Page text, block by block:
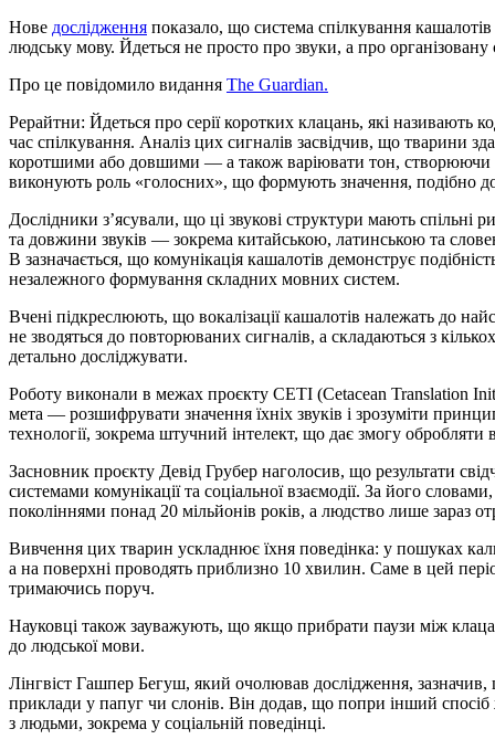
Нове дослідження показало, що система спілкування
людську мову. Йдеться не просто про звуки, а про
Про це повідомило видання The Guardian.
Рерайтни: Йдеться про серії коротких клацань, які
час спілкування. Аналіз цих сигналів засвідчив, що тварини
коротшими або довшими — а також варіювати тон, створюючи
виконують роль «голосних», що формують значення, подібно
Дослідники з’ясували, що ці звукові структури мають спільні
та довжини звуків — зокрема китайською, латинською та
B зазначається, що комунікація кашалотів демонструє
незалежного формування складних мовних систем.
Вчені підкреслюють, що вокалізації кашалотів належать до
не зводяться до повторюваних сигналів, а складаються з
детально досліджувати.
Роботу виконали в межах проєкту CETI (Cetacean Translation
мета — розшифрувати значення їхніх звуків і зрозуміти
технології, зокрема штучний інтелект, що дає змогу обробляти
Засновник проєкту Девід Грубер наголосив, що результати
системами комунікації та соціальної взаємодії. За його
поколіннями понад 20 мільйонів років, а людство лише зараз
Вивчення цих тварин ускладнює їхня поведінка: у пошуках
а на поверхні проводять приблизно 10 хвилин. Саме в цей
тримаючись поруч.
Науковці також зауважують, що якщо прибрати паузи між
до людської мови.
Лінгвіст Гашпер Бегуш, який очолював дослідження, зазначив,
приклади у папуг чи слонів. Він додав, що попри інший
з людьми, зокрема у соціальній поведінці.